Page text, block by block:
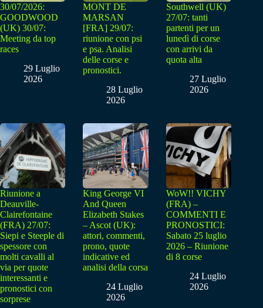
30/07/2026:
GOODWOOD
(UK) 30/07:
Meeting da top
races
29 Luglio
2026
MONT DE
MARSAN
[FRA] 29/07:
riunione con psi
e psa. Analisi
delle corse e
pronostici.
28 Luglio
2026
Southwell (UK)
27/07: tanti
partenti per un
lunedì di corse
con arrivi da
quota alta
27 Luglio
2026
Riunione a
Deauville-
Clairefontaine
(FRA) 27/07:
Siepi e Steeple di
spessore con
molti cavalli al
via per quote
interessanti e
pronostici con
sorprese
King George VI
And Queen
Elizabeth Stakes
– Ascot (UK):
attori, commenti,
prono, quote
indicative ed
analisi della corsa
24 Luglio
2026
WoW!! VICHY
(FRA) –
COMMENTI E
PRONOSTICI:
Sabato 25 luglio
2026 – Riunione
di 8 corse
24 Luglio
2026